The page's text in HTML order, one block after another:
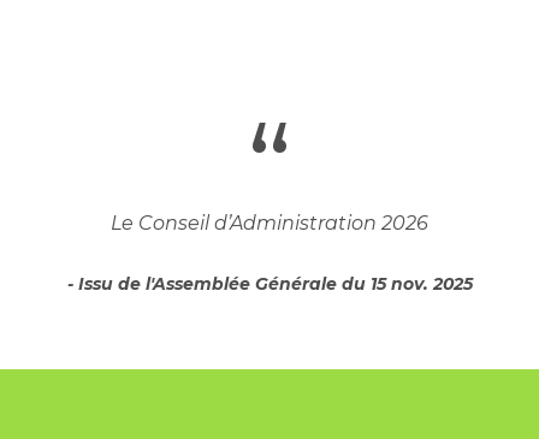
“
Le Conseil d’Administration 2026
Issu de l'Assemblée Générale du 15 nov. 2025